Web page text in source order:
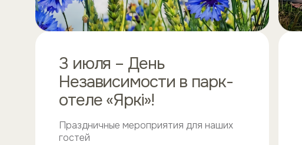
3 июля – День
Независимости в парк-
отеле «Яркi»!
Праздничные мероприятия для наших
гостей